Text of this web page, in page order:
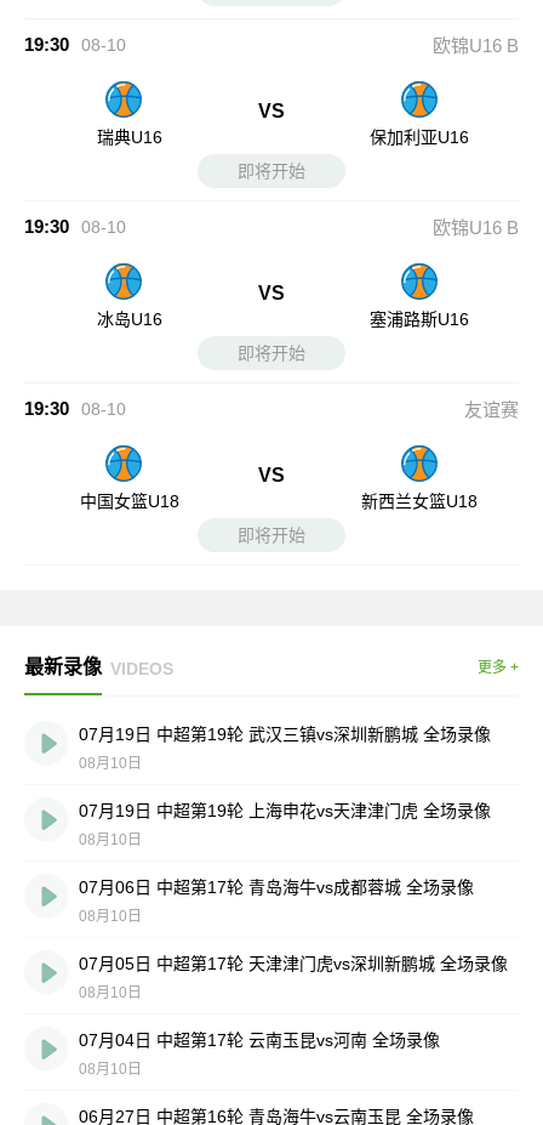
19:30 08-10 欧锦U16 B
瑞典U16
VS
保加利亚U16
即将开始
19:30 08-10 欧锦U16 B
冰岛U16
VS
塞浦路斯U16
即将开始
19:30 08-10 友谊赛
中国女篮U18
VS
新西兰女篮U18
即将开始
最新录像 VIDEOS 更多 +
07月19日 中超第19轮 武汉三镇vs深圳新鹏城 全场录像
08月10日
07月19日 中超第19轮 上海申花vs天津津门虎 全场录像
08月10日
07月06日 中超第17轮 青岛海牛vs成都蓉城 全场录像
08月10日
07月05日 中超第17轮 天津津门虎vs深圳新鹏城 全场录像
08月10日
07月04日 中超第17轮 云南玉昆vs河南 全场录像
08月10日
06月27日 中超第16轮 青岛海牛vs云南玉昆 全场录像